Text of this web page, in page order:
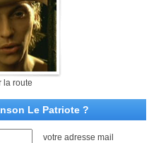
la route
Le Patriote ?
votre adresse mail